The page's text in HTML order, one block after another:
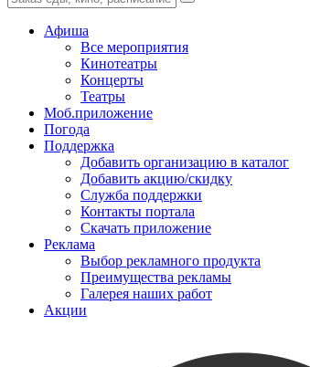
Афиша
Все мероприятия
Кинотеатры
Концерты
Театры
Моб.приложение
Погода
Поддержка
Добавить организацию в каталог
Добавить акцию/скидку
Служба поддержки
Контакты портала
Скачать приложение
Реклама
Выбор рекламного продукта
Преимущества рекламы
Галерея наших работ
Акции